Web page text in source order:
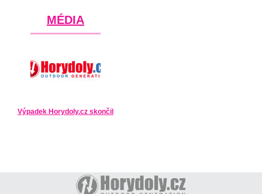
MÉDIA
Výpadek Horydoly.cz skončil